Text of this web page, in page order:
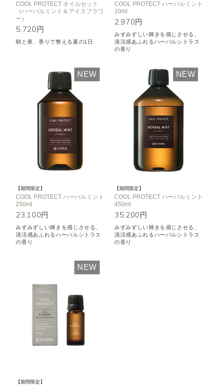
COOL PROTECT オイルセット
（ハーバルミント＆アイスフラワ
ー）
5,720円
朝と夜、香りで整える夏の1日
COOL PROTECT ハーバルミント
10ml
2,970円
みずみずしい輝きを感じさせる、
清涼感あふれるハーバルシトラス
の香り
NEW
【期間限定】
COOL PROTECT ハーバルミント
250ml
23,100円
みずみずしい輝きを感じさせる、
清涼感あふれるハーバルシトラス
の香り
NEW
【期間限定】
COOL PROTECT ハーバルミント
450ml
35,200円
みずみずしい輝きを感じさせる、
清涼感あふれるハーバルシトラス
の香り
NEW
【期間限定】